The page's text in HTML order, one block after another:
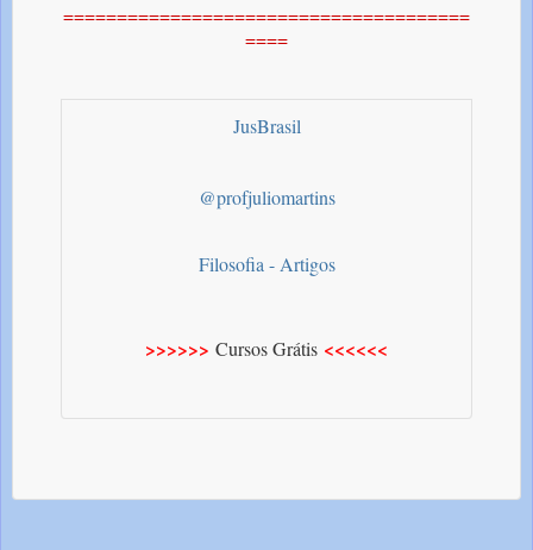
======================================
====
JusBrasil
@profjuliomartins
Filosofia - Artigos
>>>>>> Cursos Grátis <<<<<<